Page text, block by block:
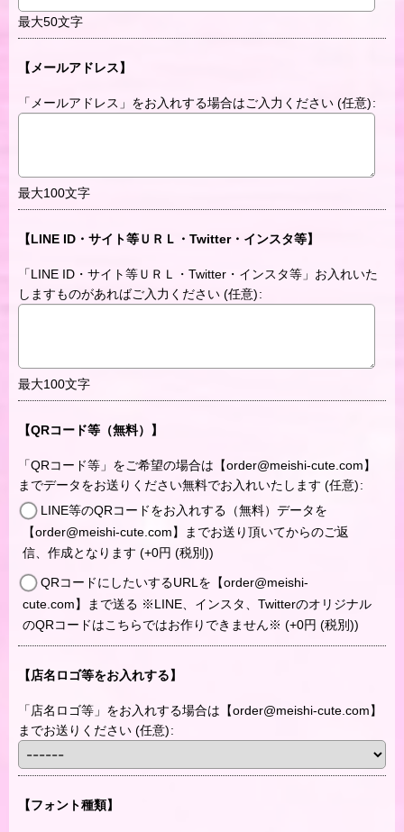
最大50文字
【メールアドレス】
「メールアドレス」をお入れする場合はご入力ください (任意):
最大100文字
【LINE ID・サイト等ＵＲＬ・Twitter・インスタ等】
「LINE ID・サイト等ＵＲＬ・Twitter・インスタ等」お入れいた
しますものがあればご入力ください (任意):
最大100文字
【QRコード等（無料）】
「QRコード等」をご希望の場合は【order@meishi-cute.com】
までデータをお送りください無料でお入れいたします (任意):
LINE等のQRコードをお入れする（無料）データを
【order@meishi-cute.com】までお送り頂いてからのご返
信、作成となります (+0円 (税別))
QRコードにしたいするURLを【order@meishi-
cute.com】まで送る ※LINE、インスタ、Twitterのオリジナル
のQRコードはこちらではお作りできません※ (+0円 (税別))
【店名ロゴ等をお入れする】
「店名ロゴ等」をお入れする場合は【order@meishi-cute.com】
までお送りください (任意):
【フォント種類】